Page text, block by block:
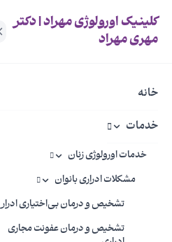
کلینیک اورولوژی مهراد | دکتر
مهری مهراد
خانه
خدمات
خدمات اورولوژی زنان
مشکلات ادراری بانوان
تشخیص و درمان بی‌اختیاری ادرار
تشخیص و درمان عفونت مجاری
چکاپ اورولوژی در حاملگی